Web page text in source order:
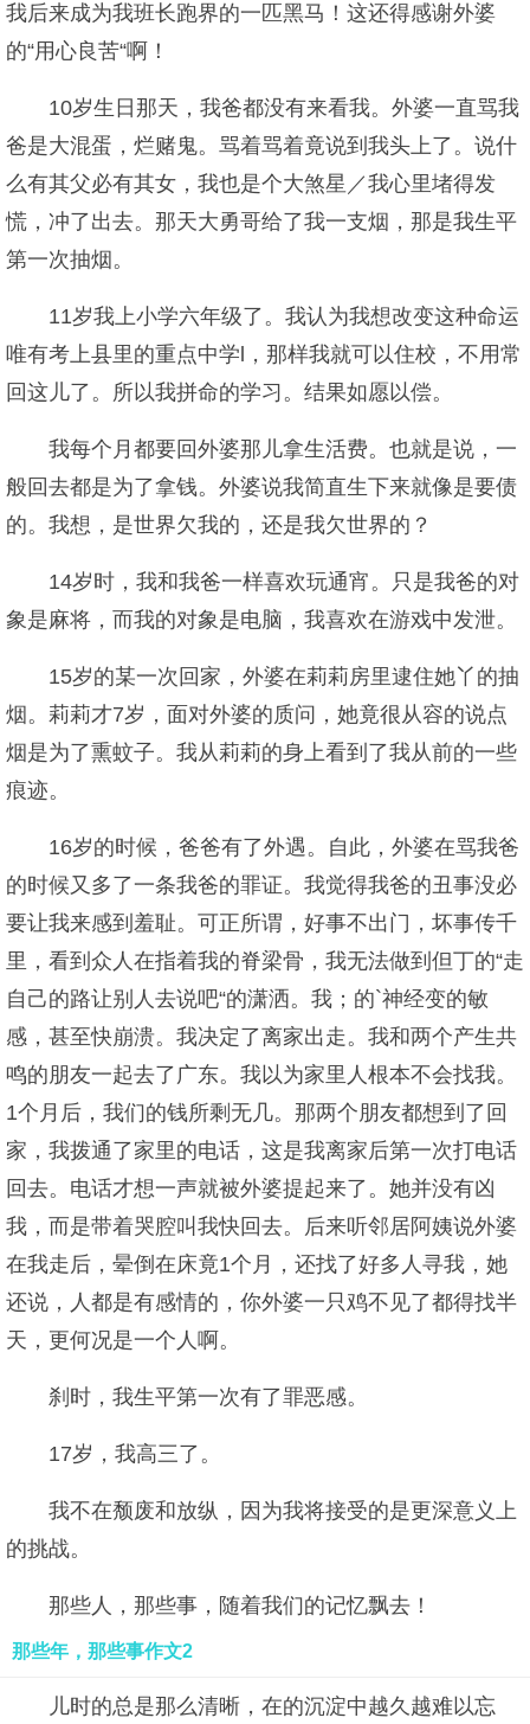
我后来成为我班长跑界的一匹黑马！这还得感谢外婆
的“用心良苦“啊！
10岁生日那天，我爸都没有来看我。外婆一直骂我
爸是大混蛋，烂赌鬼。骂着骂着竟说到我头上了。说什
么有其父必有其女，我也是个大煞星／我心里堵得发
慌，冲了出去。那天大勇哥给了我一支烟，那是我生平
第一次抽烟。
11岁我上小学六年级了。我认为我想改变这种命运
唯有考上县里的重点中学l，那样我就可以住校，不用常
回这儿了。所以我拼命的学习。结果如愿以偿。
我每个月都要回外婆那儿拿生活费。也就是说，一
般回去都是为了拿钱。外婆说我简直生下来就像是要债
的。我想，是世界欠我的，还是我欠世界的？
14岁时，我和我爸一样喜欢玩通宵。只是我爸的对
象是麻将，而我的对象是电脑，我喜欢在游戏中发泄。
15岁的某一次回家，外婆在莉莉房里逮住她丫的抽
烟。莉莉才7岁，面对外婆的质问，她竟很从容的说点
烟是为了熏蚊子。我从莉莉的身上看到了我从前的一些
痕迹。
16岁的时候，爸爸有了外遇。自此，外婆在骂我爸
的时候又多了一条我爸的罪证。我觉得我爸的丑事没必
要让我来感到羞耻。可正所谓，好事不出门，坏事传千
里，看到众人在指着我的脊梁骨，我无法做到但丁的“走
自己的路让别人去说吧“的潇洒。我；的`神经变的敏
感，甚至快崩溃。我决定了离家出走。我和两个产生共
鸣的朋友一起去了广东。我以为家里人根本不会找我。
1个月后，我们的钱所剩无几。那两个朋友都想到了回
家，我拨通了家里的电话，这是我离家后第一次打电话
回去。电话才想一声就被外婆提起来了。她并没有凶
我，而是带着哭腔叫我快回去。后来听邻居阿姨说外婆
在我走后，晕倒在床竟1个月，还找了好多人寻我，她
还说，人都是有感情的，你外婆一只鸡不见了都得找半
天，更何况是一个人啊。
刹时，我生平第一次有了罪恶感。
17岁，我高三了。
我不在颓废和放纵，因为我将接受的是更深意义上
的挑战。
那些人，那些事，随着我们的记忆飘去！
那些年，那些事作文2
儿时的总是那么清晰，在的沉淀中越久越难以忘